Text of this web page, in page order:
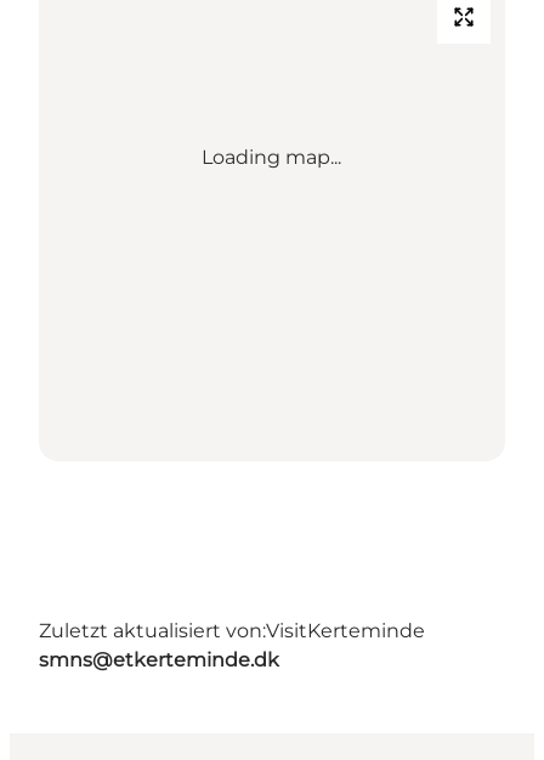
Loading map...
Zuletzt aktualisiert von:VisitKerteminde
smns@etkerteminde.dk